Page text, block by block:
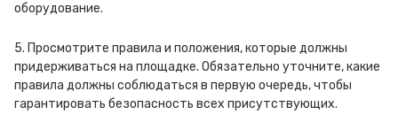
оборудование.
5. Просмотрите правила и положения, которые должны
придерживаться на площадке. Обязательно уточните, какие
правила должны соблюдаться в первую очередь, чтобы
гарантировать безопасность всех присутствующих.